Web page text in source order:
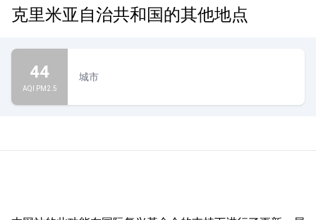
克里米亚自治共和国的其他地点
44
AQI PM2.5
城市